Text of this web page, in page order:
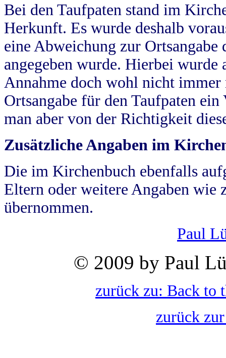
Bei den Taufpaten stand im
Herkunft. Es wurde deshalb
eine Abweichung zur
angegeben wurde. Hierbei wurde
Annahme doch wohl nicht
Ortsangabe für den Taufpaten
man aber von der Richtigkeit
Zusätzliche Angaben im
Die im Kirchenbuch ebenfalls
Eltern oder weitere Angaben wie
übernommen.
Paul
© 2009 by Paul
zurück zu: Back to
zurück